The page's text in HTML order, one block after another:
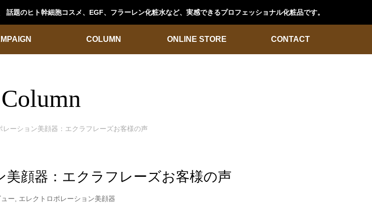
題のヒト幹細胞コスメ、EGF、フラーレン化粧水など、実感できるプロフェッショナル化粧品です。
COLUMN ONLINE STORE CONTACT
Column
レーション美顔器：エクラフレーズお客様の声
顔器：エクラフレーズお客様の声
ー エレクトロポレーション美顔器